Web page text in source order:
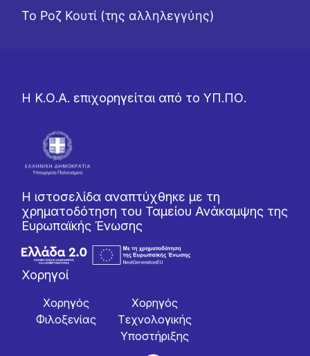
Το Ροζ Κουτί (της αλληλεγγύης)
Η Κ.Ο.Α. επιχορηγείται από το ΥΠ.ΠΟ.
Η ιστοσελίδα αναπτύχθηκε με τη
χρηματοδότηση του Ταμείου Ανάκαμψης της
Ευρωπαϊκής Ένωσης
Χορηγοί
Χορηγός
Φιλοξενίας
Χορηγός
Tεχνολογικής
Yποστήριξης